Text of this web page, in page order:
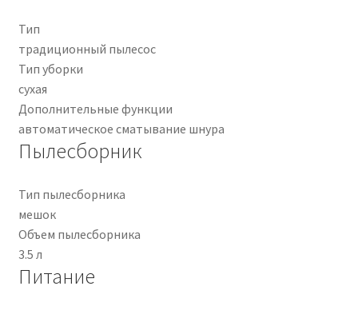
Тип
традиционный пылесос
Тип уборки
сухая
Дополнительные функции
автоматическое сматывание шнура
Пылесборник
Тип пылесборника
мешок
Объем пылесборника
3.5 л
Питание